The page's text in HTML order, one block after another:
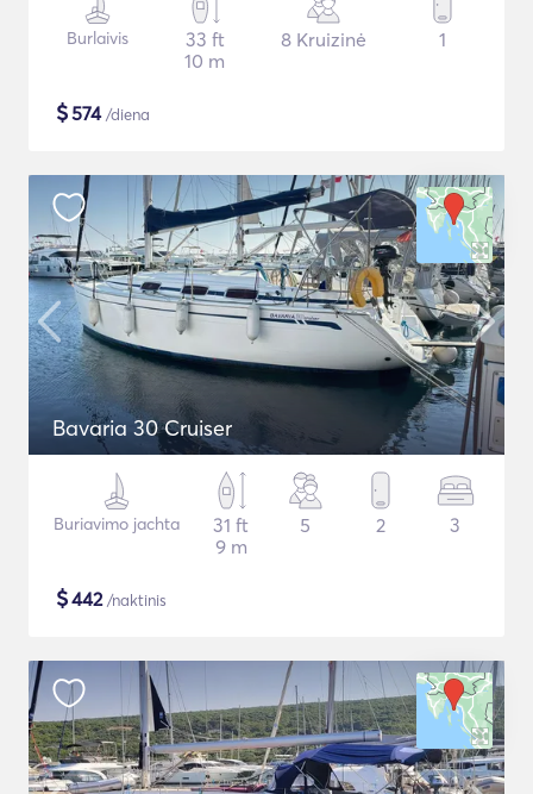
Burlaivis
33 ft
10 m
8 Kruizinė 1
$574/diena
Bavaria 30 Cruiser
Buriavimo jachta
31 ft
9 m
5 2 3
$442/naktinis